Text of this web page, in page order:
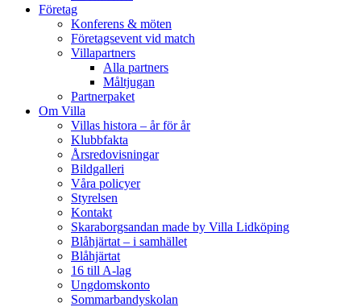
Företag
Konferens & möten
Företagsevent vid match
Villapartners
Alla partners
Måltjugan
Partnerpaket
Om Villa
Villas histora – år för år
Klubbfakta
Årsredovisningar
Bildgalleri
Våra policyer
Styrelsen
Kontakt
Skaraborgsandan made by Villa Lidköping
Blåhjärtat – i samhället
Blåhjärtat
16 till A-lag
Ungdomskonto
Sommarbandyskolan